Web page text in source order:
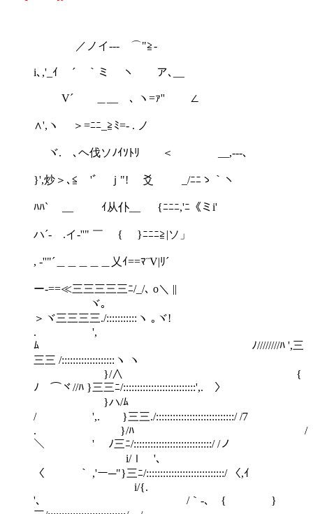
／ノイ‐‐- ⌒"≧-
i､,'_ｲ ´￣｀ミ ヽ ア､__
V´ ＿__ ､ ヽ=ｧ'' ∠
∧',ヽ ＞=ﾆﾆ_≧ﾐ=- . ノ
ヾ.ゞ､ヘ伐ソﾉｲｿﾄﾘ ＜ __,---､
}',炒＞､≦ 'ﾞ ｊ"! 爻 _/ﾆﾆゝ｀ヽ
ﾊﾊ` __ ｲ从仆__ {ﾆﾆﾆ,'ﾆ《ミi'
ハ´‐ .イ‐''" ￣ { }ﾆﾆﾆ≧|ソ」
, -''"´＿＿＿＿＿乂ｲ==ﾏ¨V|ﾘ´
ー-==≪三三三三三ﾆ/_/､ o＼ ||
ヾ｡
＞ヾ三三三三./:::::::::::ヽ ｡ヾ!
. ',
ﾑ ﾉ////////ﾊ ',三
三三 /:::::::::::::::::::ヽ ヽ
}/∧ {
ﾉ￣⌒ヾ//ﾊ }三三ﾆ/::::::::::::::::::::::::::',. 〉
}ハ/ﾑ
/ ',. }三三./::::::::::::::::::::::::::::/ /7
. }/ﾊ /
＼ ' ﾉ三ﾆ/::::::::::::::::::::::::::::/ /ノ
i/ｌ '､
〈 ｀ ,'ー─"}三ﾆ/::::::::::::::::::::::::::::/ 〈,ｲ
i/{.
'､ /｀-､ { }